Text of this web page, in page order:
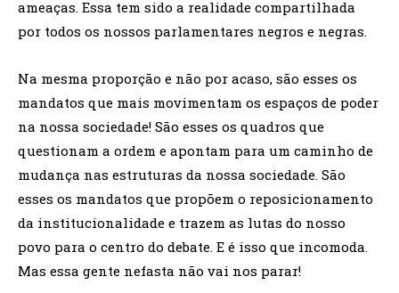
ameaças. Essa tem sido a realidade compartilhada
por todos os nossos parlamentares negros e negras.
Na mesma proporção e não por acaso, são esses os
mandatos que mais movimentam os espaços de poder
na nossa sociedade! São esses os quadros que
questionam a ordem e apontam para um caminho de
mudança nas estruturas da nossa sociedade. São
esses os mandatos que propõem o reposicionamento
da institucionalidade e trazem as lutas do nosso
povo para o centro do debate. E é isso que incomoda.
Mas essa gente nefasta não vai nos parar!